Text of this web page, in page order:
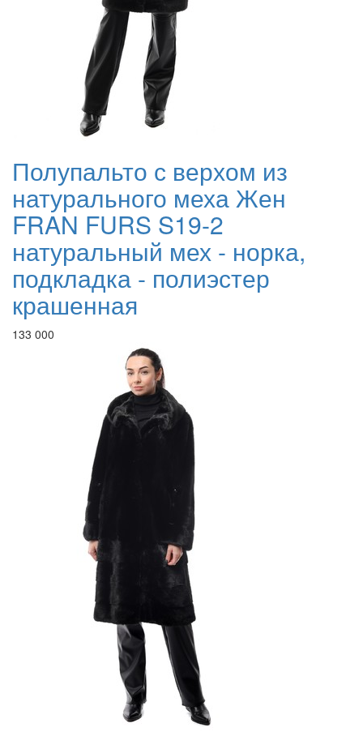
Полупальто с верхом из
натурального меха Жен
FRAN FURS S19-2
натуральный мех - норка,
подкладка - полиэстер
крашенная
133 000